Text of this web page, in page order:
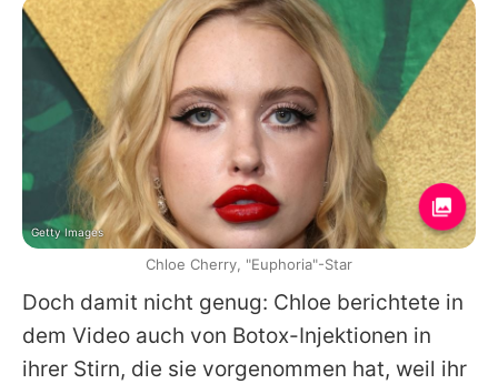
Doch damit nicht genug: Chloe berichtete in
dem Video auch von Botox-Injektionen in
ihrer Stirn, die sie vorgenommen hat, weil ihr
Getty Images
Chloe Cherry, "Euphoria"-Star